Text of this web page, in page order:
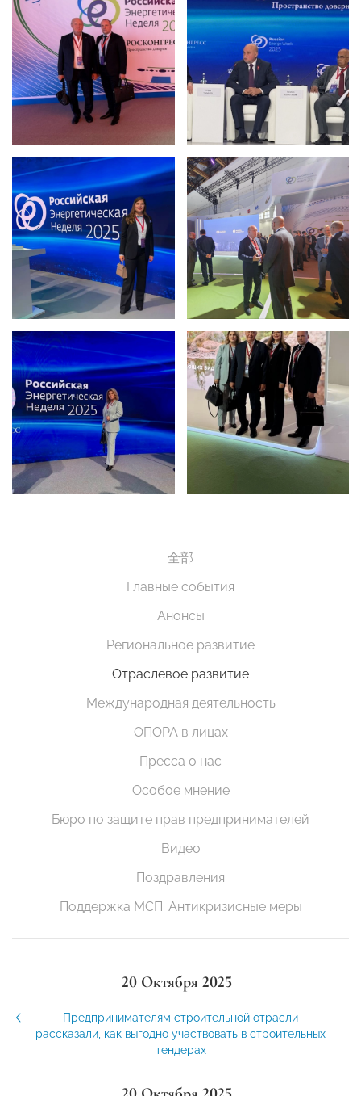
全部
Главные события
Анонсы
Региональное развитие
Отраслевое развитие
Международная деятельность
ОПОРА в лицах
Пресса о нас
Особое мнение
Бюро по защите прав предпринимателей
Видео
Поздравления
Поддержка МСП. Антикризисные меры
20 Октября 2025
Предпринимателям строительной отрасли
рассказали, как выгодно участвовать в строительных
тендерах